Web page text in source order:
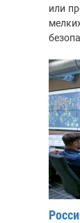
или